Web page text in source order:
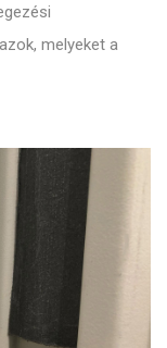
melyeket a